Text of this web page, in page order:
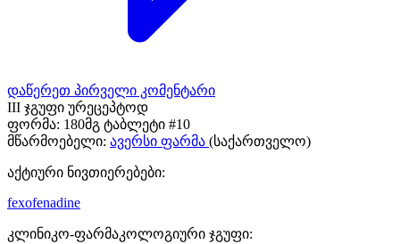
დაწერეთ პირველი კომენტარი
III ჯგუფი ურეცეპტოდ
ფორმა: 180მგ ტაბლეტი #10
მწარმოებელი: ავერსი ფარმა (საქართველო)
აქტიური ნივთიერებები:
fexofenadine
კლინიკო-ფარმაკოლოგიური ჯგუფი: